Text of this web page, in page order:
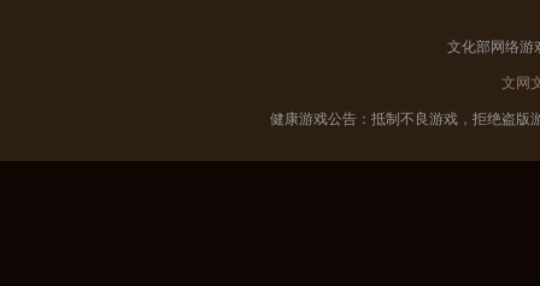
文化部网络
文网
健康游戏公告：抵制不良游戏，拒绝盗版